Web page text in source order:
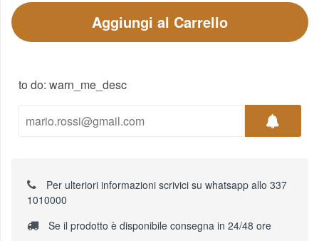
Aggiungi al Carrello
to do: warn_me_desc
Per ulteriori informazioni scrivici su whatsapp allo 337
1010000
Se il prodotto è disponibile consegna in 24/48 ore